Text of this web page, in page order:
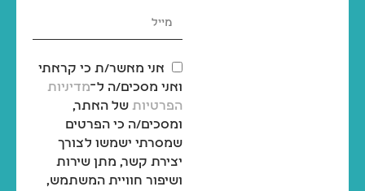
אני מאשר/ת כי קראתי
ואני מסכים/ה ל־מדיניות
הפרטיות של האתר,
ומסכים/ה כי הפרטים
שמסרתי ישמשו לצורך
יצירת קשר, מתן שירות
ושיפור חוויית המשתמש,